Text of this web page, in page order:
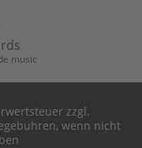
music
zzgl.
wenn nicht